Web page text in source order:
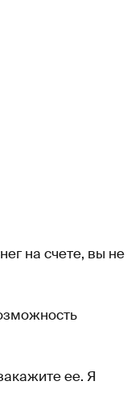
на счете, вы не
ее. Я